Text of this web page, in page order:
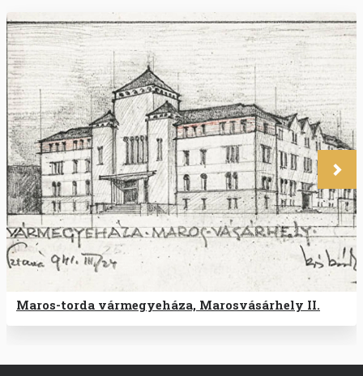
Maros-torda vármegyeháza, Marosvásárhely II.